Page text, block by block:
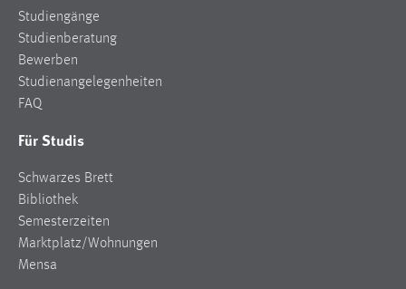
Studiengänge
Studienberatung
Bewerben
Studienangelegenheiten
FAQ
Für Studis
Schwarzes Brett
Bibliothek
Semesterzeiten
Marktplatz/Wohnungen
Mensa
Name:
site-language-preference
Zweck:
Cookie Laufzeit:
Chat
Name: